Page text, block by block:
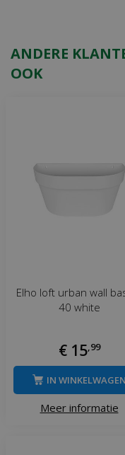
ANDERE
OOK
Elho loft urban wall
40 white
€ 15 99
Meer informatie
IN WINKELWAGEN